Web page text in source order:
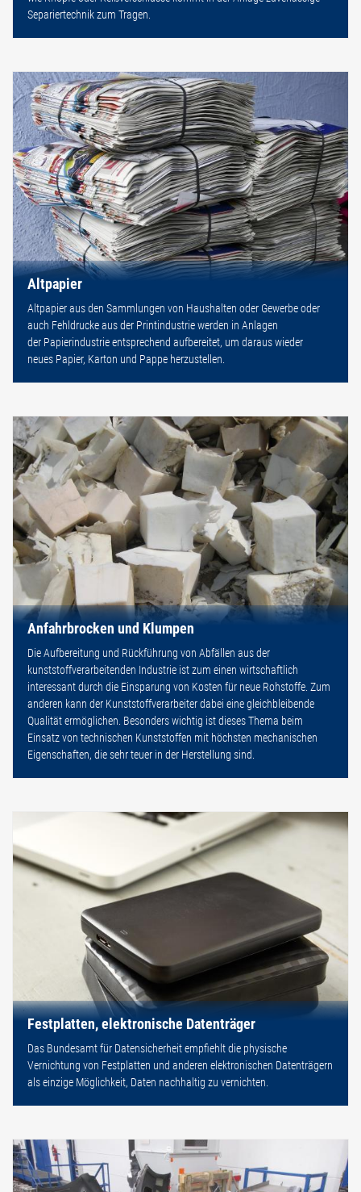
Separiertechnik zum Tragen.
Altpapier
Altpapier aus den Sammlungen von Haushalten oder Gewerbe oder
auch Fehldrucke aus der Printindustrie werden in Anlagen
der Papierindustrie entsprechend aufbereitet, um daraus wieder
neues Papier, Karton und Pappe herzustellen.
Anfahrbrocken und Klumpen
Die Aufbereitung und Rückführung von Abfällen aus der
kunststoffverarbeitenden Industrie ist zum einen wirtschaftlich
interessant durch die Einsparung von Kosten für neue Rohstoffe. Zum
anderen kann der Kunststoffverarbeiter dabei eine gleichbleibende
Qualität ermöglichen. Besonders wichtig ist dieses Thema beim
Einsatz von technischen Kunststoffen mit höchsten mechanischen
Eigenschaften, die sehr teuer in der Herstellung sind.
Festplatten, elektronische Datenträger
Das Bundesamt für Datensicherheit empfiehlt die physische
Vernichtung von Festplatten und anderen elektronischen Datenträgern
als einzige Möglichkeit, Daten nachhaltig zu vernichten.